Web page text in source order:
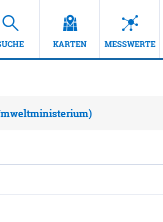
KARTEN MESSWERTE